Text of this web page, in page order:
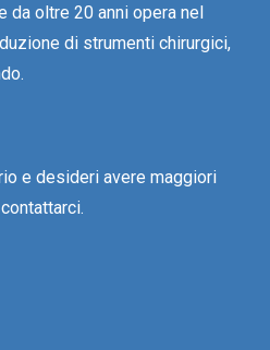
da oltre 20 anni opera nel
di strumenti chirurgici,
e desideri avere maggiori